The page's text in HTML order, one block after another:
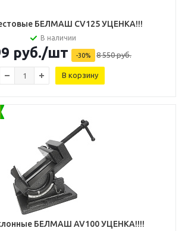
Тиcки крестовые БЕЛМАШ CV125 УЦЕНКА!!!
В наличии
руб./шт -30% 8 550руб.
В корзину
Тиcки наклонные БЕЛМАШ AV100 УЦЕНКА!!!!